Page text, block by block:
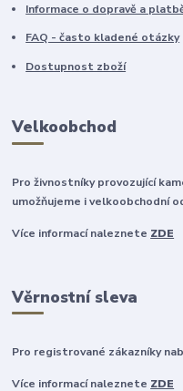
Informace o dopravě a
FAQ - často kladené otázky
Dostupnost zboží
Velkoobchod
Pro živnostníky provozující
umožňujeme i velkoobchodní
Více informací naleznete ZDE
Věrnostní sleva
Pro registrované zákazníky
Více informací naleznete ZDE